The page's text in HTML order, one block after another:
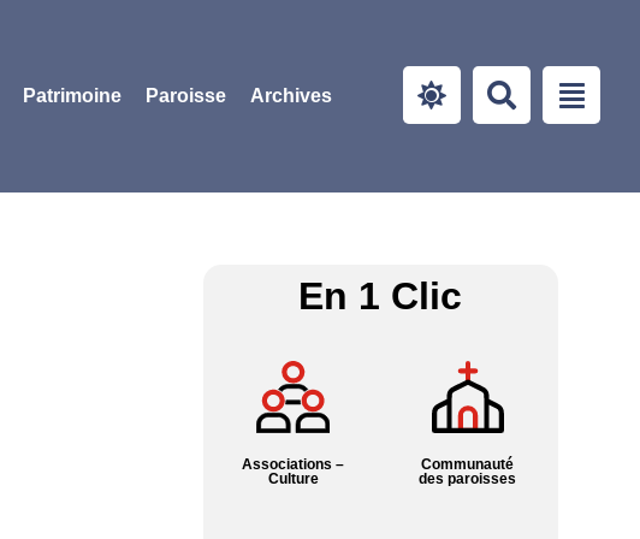
Patrimoine Paroisse Archives
En 1 Clic
Associations –
Culture
Communauté
des paroisses